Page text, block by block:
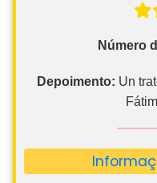
Número
Depoimento: Un